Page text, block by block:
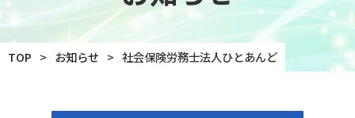
TOP お知らせ 社会保険労務士法人ひとあんど